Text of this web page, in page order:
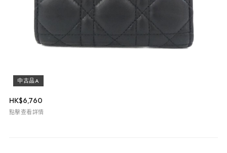
中古品A
HK$6,760
點擊查看詳情